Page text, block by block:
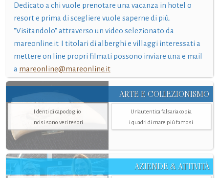
Dedicato a chi vuole prenotare una vacanza in hotel o
resort e prima di scegliere vuole saperne di più.
"Visitandolo" attraverso un video selezionato da
mareonline.it. I titolari di alberghi e villaggi interessati a
mettere on line propri filmati possono inviare una e mail
a mareonline@mareonline.it
ARTE E COLLEZIONISMO
I denti di capodoglio
incisi sono veri tesori
Un’autentica falsaria copia
i quadri di mare più famosi
AZIENDE & ATTIVITÀ